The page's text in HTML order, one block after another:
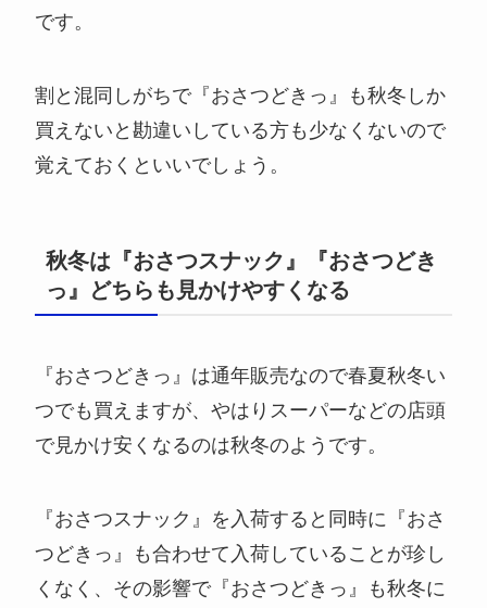
です。
割と混同しがちで『おさつどきっ』も秋冬しか
買えないと勘違いしている方も少なくないので
覚えておくといいでしょう。
秋冬は『おさつスナック』『おさつどき
っ』どちらも見かけやすくなる
『おさつどきっ』は通年販売なので春夏秋冬い
つでも買えますが、やはりスーパーなどの店頭
で見かけ安くなるのは秋冬のようです。
『おさつスナック』を入荷すると同時に『おさ
つどきっ』も合わせて入荷していることが珍し
くなく、その影響で『おさつどきっ』も秋冬に